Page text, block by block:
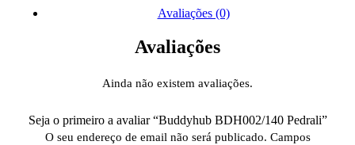
Avaliações (0)
Avaliações
Ainda não existem avaliações.
Seja o primeiro a avaliar “Buddyhub BDH002/140 Pedrali”
O seu endereço de email não será publicado. Campos